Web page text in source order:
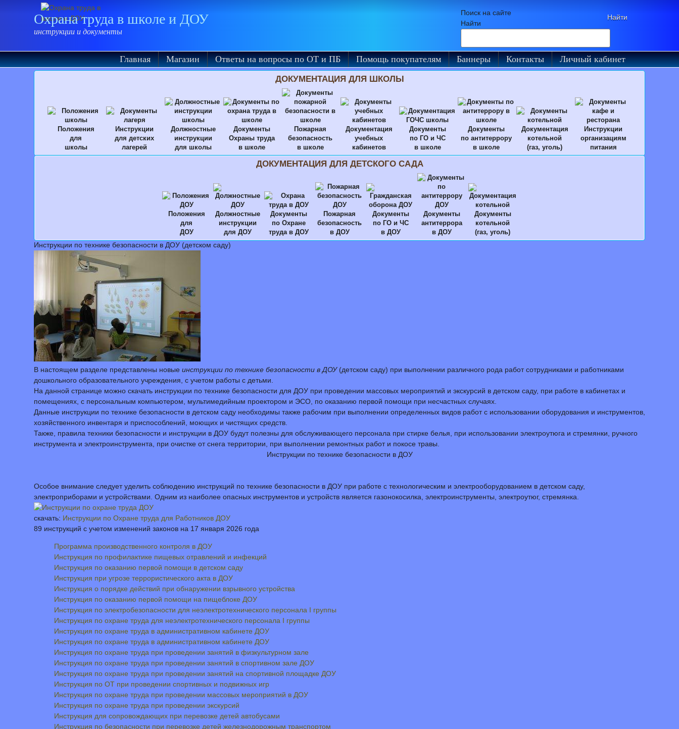
Охрана труда в школе и ДОУ
инструкции и документы
Поиск на сайте
Найти
Главная Магазин Ответы на вопросы по ОТ и ПБ Помощь покупателям Баннеры Контакты Личный кабинет
ДОКУМЕНТАЦИЯ ДЛЯ ШКОЛЫ
Положения
для
школы
Инструкции
для детских
лагерей
Должностные
инструкции
для школы
Документы
Охраны труда
в школе
Пожарная
безопасность
в школе
Документация
учебных
кабинетов
Документы
по ГО и ЧС
в школе
Документы
по антитеррору
в школе
Документация
котельной
(газ, уголь)
Инструкции
организациям
питания
ДОКУМЕНТАЦИЯ ДЛЯ ДЕТСКОГО САДА
Положения
для
ДОУ
Должностные
инструкции
для ДОУ
Документы
по Охране
труда в ДОУ
Пожарная
безопасность
в ДОУ
Документы
по ГО и ЧС
в ДОУ
Документы
антитеррора
в ДОУ
Документы
котельной
(газ, уголь)
Инструкции по технике безопасности в ДОУ (детском саду)
В настоящем разделе представлены новые инструкции по технике безопасности в ДОУ(детском саду) при выполнении различного рода работ сотрудниками и работниками
дошкольного образовательного учреждения, с учетом работы с детьми.
На данной странице можно скачать инструкции по технике безопасности для ДОУ при проведении массовых мероприятий и экскурсий в детском саду, при работе в кабинетах и
помещениях, с персональным компьютером, мультимедийным проектором и ЭСО, по оказанию первой помощи при несчастных случаях.
Данные инструкции по технике безопасности в детском саду необходимы также рабочим при выполнении определенных видов работ с использовании оборудования и инструментов,
хозяйственного инвентаря и приспособлений, моющих и чистящих средств.
Также, правила техники безопасности и инструкции в ДОУ будут полезны для обслуживающего персонала при стирке белья, при использовании электроутюга и стремянки, ручного
инструмента и электроинструмента, при очистке от снега территории, при выполнении ремонтных работ и покосе травы.
Инструкции по технике безопасности в ДОУ
Особое внимание следует уделить соблюдению инструкций по технике безопасности в ДОУ при работе с технологическим и электрооборудованием в детском саду,
электроприборами и устройствами. Одним из наиболее опасных инструментов и устройств является газонокосилка, электроинструменты, электроутюг, стремянка.
скачать: Инструкции по Охране труда для Работников ДОУ
89 инструкций с учетом изменений законов на 17 января 2026 года
Программа производственного контроля в ДОУ
Инструкция по профилактике пищевых отравлений и инфекций
Инструкция по оказанию первой помощи в детском саду
Инструкция при угрозе террористического акта в ДОУ
Инструкция о порядке действий при обнаружении взрывного устройства
Инструкция по оказанию первой помощи на пищеблоке ДОУ
Инструкция по электробезопасности для неэлектротехнического персонала I группы
Инструкция по охране труда для неэлектротехнического персонала I группы
Инструкция по охране труда в административном кабинете ДОУ
Инструкция по охране труда в административном кабинете ДОУ
Инструкция по охране труда при проведении занятий в физкультурном зале
Инструкция по охране труда при проведении занятий в спортивном зале ДОУ
Инструкция по охране труда при проведении занятий на спортивной площадке ДОУ
Инструкция по ОТ при проведении спортивных и подвижных игр
Инструкция по охране труда при проведении массовых мероприятий в ДОУ
Инструкция по охране труда при проведении экскурсий
Инструкция для сопровождающих при перевозке детей автобусами
Инструкция по безопасности при перевозке детей железнодорожным транспортом